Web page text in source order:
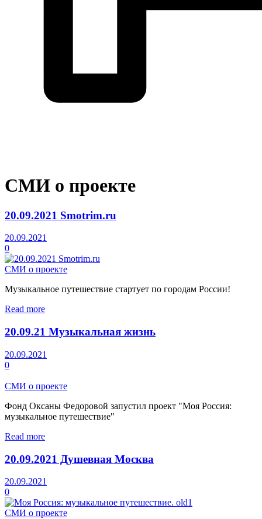
СМИ о проекте
20.09.2021 Smotrim.ru
20.09.2021
0
СМИ о проекте
Музыкальное путешествие стартует по городам России!
Read more
20.09.21 Музыкальная жизнь
20.09.2021
0
СМИ о проекте
Фонд Оксаны Федоровой запустил проект "Моя Россия:
музыкальное путешествие"
Read more
20.09.2021 Душевная Москва
20.09.2021
0
СМИ о проекте